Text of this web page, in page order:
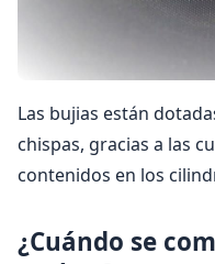
Las bujias están
chispas, gracias a las
contenidos en los
¿Cuándo se